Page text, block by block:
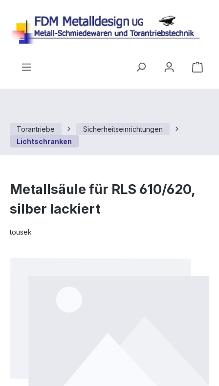
Torantriebe
Sicherheitseinrichtungen
Lichtschranken
Metallsäule für RLS 610/620,
silber lackiert
tousek